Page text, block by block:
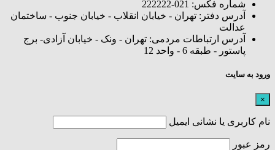
شماره فکس: 021-222222
آدرس دفتر: تهران - خیابان انقلاب - خیابان جنوب - ساختمان
عدالت
آدرس ارتباطات مردمی: تهران - ونک - خیابان آزادی- برج
پاستور - طبقه 6 - واحد 12
ورود به سایت
×
نام کاربری یا نشانی ایمیل
رمز عبور